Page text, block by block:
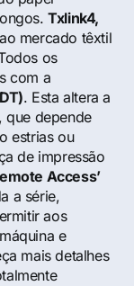
Txlink4,
mercado têxtil
os
com a
. Esta altera a
que depende
estrias ou
de impressão
Access’
a série,
aos
e
mais detalhes